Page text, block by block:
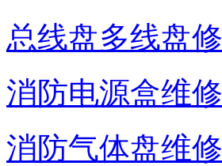
总线盘多线盘修
消防电源盒维修
消防气体盘维修